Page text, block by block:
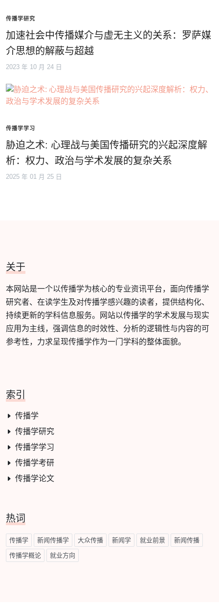
传播学研究
加速社会中传播媒介与虚无主义的关系：罗萨媒
介思想的解蔽与超越
2023 年 10 月 24 日
传播学学习
胁迫之术: 心理战与美国传播研究的兴起深度解
析：权力、政治与学术发展的复杂关系
2025 年 01 月 25 日
关于
本网站是一个以传播学为核心的专业资讯平台，面向传播学
研究者、在读学生及对传播学感兴趣的读者，提供结构化、
持续更新的学科信息服务。网站以传播学的学术发展与现实
应用为主线，强调信息的时效性、分析的逻辑性与内容的可
参考性，力求呈现传播学作为一门学科的整体面貌。
索引
传播学
传播学研究
传播学学习
传播学考研
传播学论文
热词
传播学 新闻传播学 大众传播 新闻学 就业前景 新闻传播
传播学概论 就业方向